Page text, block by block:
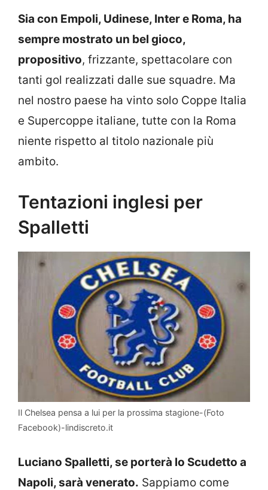
Sia con Empoli, Udinese, Inter e Roma, ha
sempre mostrato un bel gioco,
propositivo, frizzante, spettacolare con
tanti gol realizzati dalle sue squadre. Ma
nel nostro paese ha vinto solo Coppe Italia
e Supercoppe italiane, tutte con la Roma
niente rispetto al titolo nazionale più
ambito.
Tentazioni inglesi per
Spalletti
Il Chelsea pensa a lui per la prossima stagione-(Foto
Facebook)-lindiscreto.it
Luciano Spalletti, se porterà lo Scudetto a
Napoli, sarà venerato. Sappiamo come